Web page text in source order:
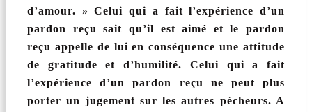
d’amour. » Celui qui a fait l’expérience d’un
pardon reçu sait qu’il est aimé et le pardon
reçu appelle de lui en conséquence une attitude
de gratitude et d’humilité. Celui qui a fait
l’expérience d’un pardon reçu ne peut plus
porter un jugement sur les autres pécheurs. A